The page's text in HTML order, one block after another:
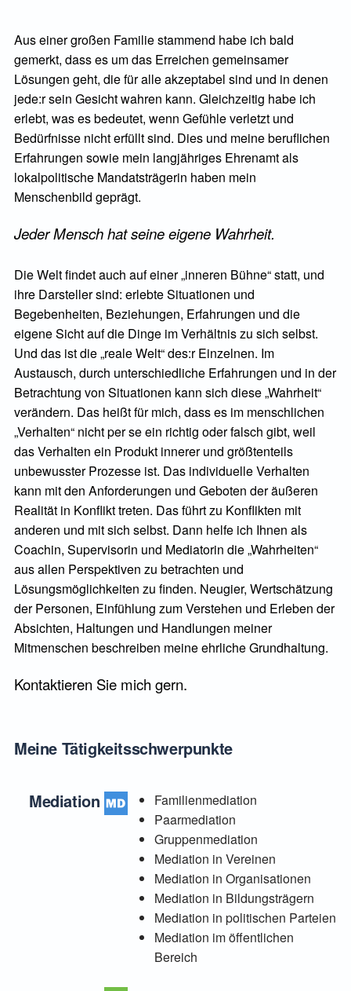
Aus einer großen Familie stammend habe ich bald
gemerkt, dass es um das Erreichen gemeinsamer
Lösungen geht, die für alle akzeptabel sind und in denen
jede:r sein Gesicht wahren kann. Gleichzeitig habe ich
erlebt, was es bedeutet, wenn Gefühle verletzt und
Bedürfnisse nicht erfüllt sind. Dies und meine beruflichen
Erfahrungen sowie mein langjähriges Ehrenamt als
lokalpolitische Mandatsträgerin haben mein
Menschenbild geprägt.
Jeder Mensch hat seine eigene Wahrheit.
Die Welt findet auch auf einer „inneren Bühne“ statt, und
ihre Darsteller sind: erlebte Situationen und
Begebenheiten, Beziehungen, Erfahrungen und die
eigene Sicht auf die Dinge im Verhältnis zu sich selbst.
Und das ist die „reale Welt“ des:r Einzelnen. Im
Austausch, durch unterschiedliche Erfahrungen und in der
Betrachtung von Situationen kann sich diese „Wahrheit“
verändern. Das heißt für mich, dass es im menschlichen
„Verhalten“ nicht per se ein richtig oder falsch gibt, weil
das Verhalten ein Produkt innerer und größtenteils
unbewusster Prozesse ist. Das individuelle Verhalten
kann mit den Anforderungen und Geboten der äußeren
Realität in Konflikt treten. Das führt zu Konflikten mit
anderen und mit sich selbst. Dann helfe ich Ihnen als
Coachin, Supervisorin und Mediatorin die „Wahrheiten“
aus allen Perspektiven zu betrachten und
Lösungsmöglichkeiten zu finden. Neugier, Wertschätzung
der Personen, Einfühlung zum Verstehen und Erleben der
Absichten, Haltungen und Handlungen meiner
Mitmenschen beschreiben meine ehrliche Grundhaltung.
Kontaktieren Sie mich gern.
Meine Tätigkeitsschwerpunkte
Mediation
Familienmediation
Paarmediation
Gruppenmediation
Mediation in Vereinen
Mediation in Organisationen
Mediation in Bildungsträgern
Mediation in politischen Parteien
Mediation im öffentlichen
Bereich